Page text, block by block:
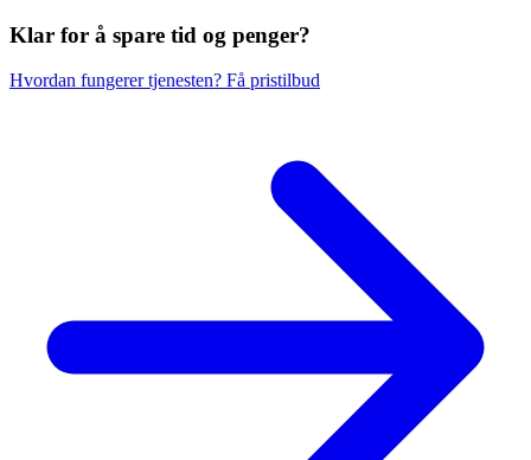
Klar for å spare tid og penger?
Hvordan fungerer tjenesten? Få pristilbud